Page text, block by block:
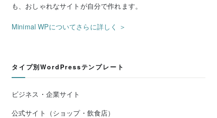
も、おしゃれなサイトが自分で作れます。
Minimal WPについてさらに詳しく ＞
タイプ別WordPressテンプレート
ビジネス・企業サイト
公式サイト（ショップ・飲食店）